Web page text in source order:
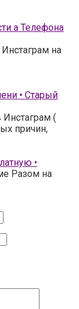
а Телефона
на
• Старый
Инстаграм (
причин,
•
Разом на